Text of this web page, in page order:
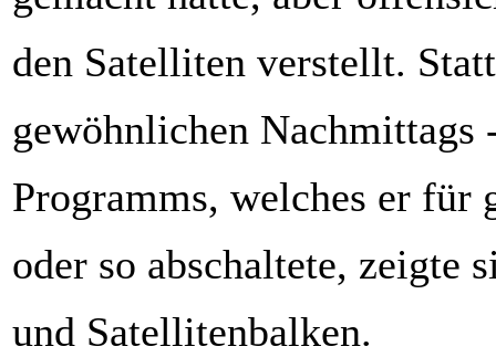
den Satelliten verstellt.
gewöhnlichen Nachmittags
Programms, welches er für
oder so abschaltete, zeigte
und Satellitenbalken.